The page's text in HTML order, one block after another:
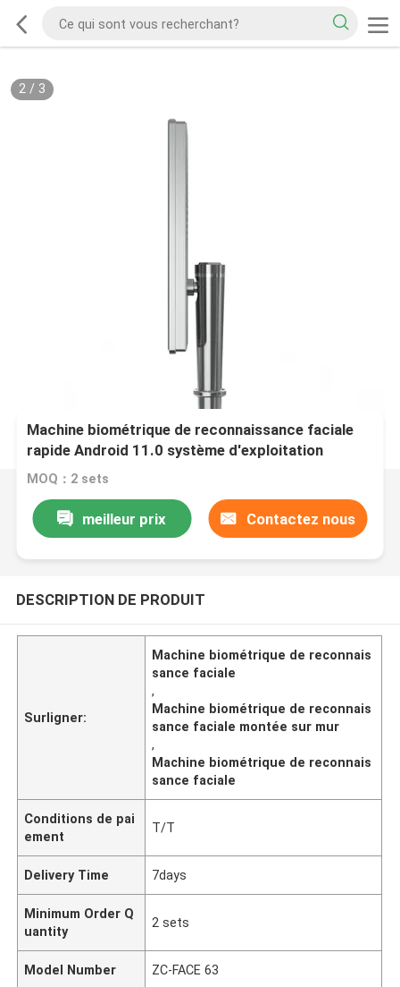
2/ 3
Machine biométrique de reconnaissance faciale
rapide Android 11.0 système d'exploitation
MOQ：2 sets
meilleur prix Contactez nous
DESCRIPTION DE PRODUIT
Surligner:
Machine biométrique de reconnais
sance faciale
,
Machine biométrique de reconnais
sance faciale montée sur mur
,
Machine biométrique de reconnais
sance faciale
Conditions de pai
ement
T/T
Delivery Time 7days
Minimum Order Q
uantity
2 sets
Model Number ZC-FACE 63